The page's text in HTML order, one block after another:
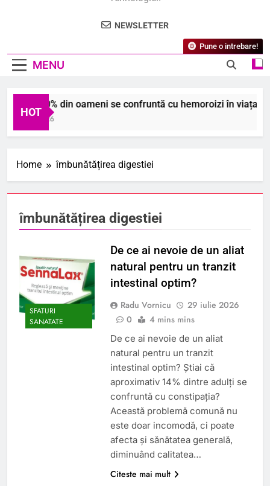
NEWSLETTER
MENU
Pune o intrebare!
HOT
că 70% din oameni se confruntă cu hemoroizi în viața lor?
2026
Home îmbunătățirea digestiei
îmbunătățirea digestiei
SFATURI
SANATATE
De ce ai nevoie de un aliat
natural pentru un tranzit
intestinal optim?
Radu Vornicu
29 iulie 2026
0
4 mins mins
De ce ai nevoie de un aliat
natural pentru un tranzit
intestinal optim? Știai că
aproximativ 14% dintre adulți se
confruntă cu constipația?
Această problemă comună nu
este doar incomodă, ci poate
afecta și sănătatea generală,
diminuând calitatea…
Citeste mai mult